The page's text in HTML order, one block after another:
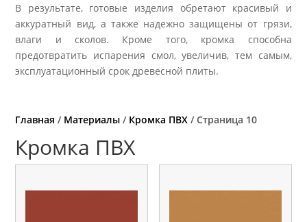
В результате, готовые изделия обретают красивый и
аккуратный вид, а также надежно защищены от грязи,
влаги и сколов. Кроме того, кромка способна
предотвратить испарения смол, увеличив, тем самым,
эксплуатационный срок древесной плиты.
Главная / Материалы / Кромка ПВХ / Страница 10
Кромка ПВХ